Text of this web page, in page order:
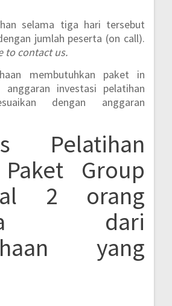
selama tiga hari tersebut
jumlah peserta (on call).
to contact us.
membutuhkan paket in
anggaran investasi pelatihan
dengan anggaran
Pelatihan
Group
2 orang
dari
yang